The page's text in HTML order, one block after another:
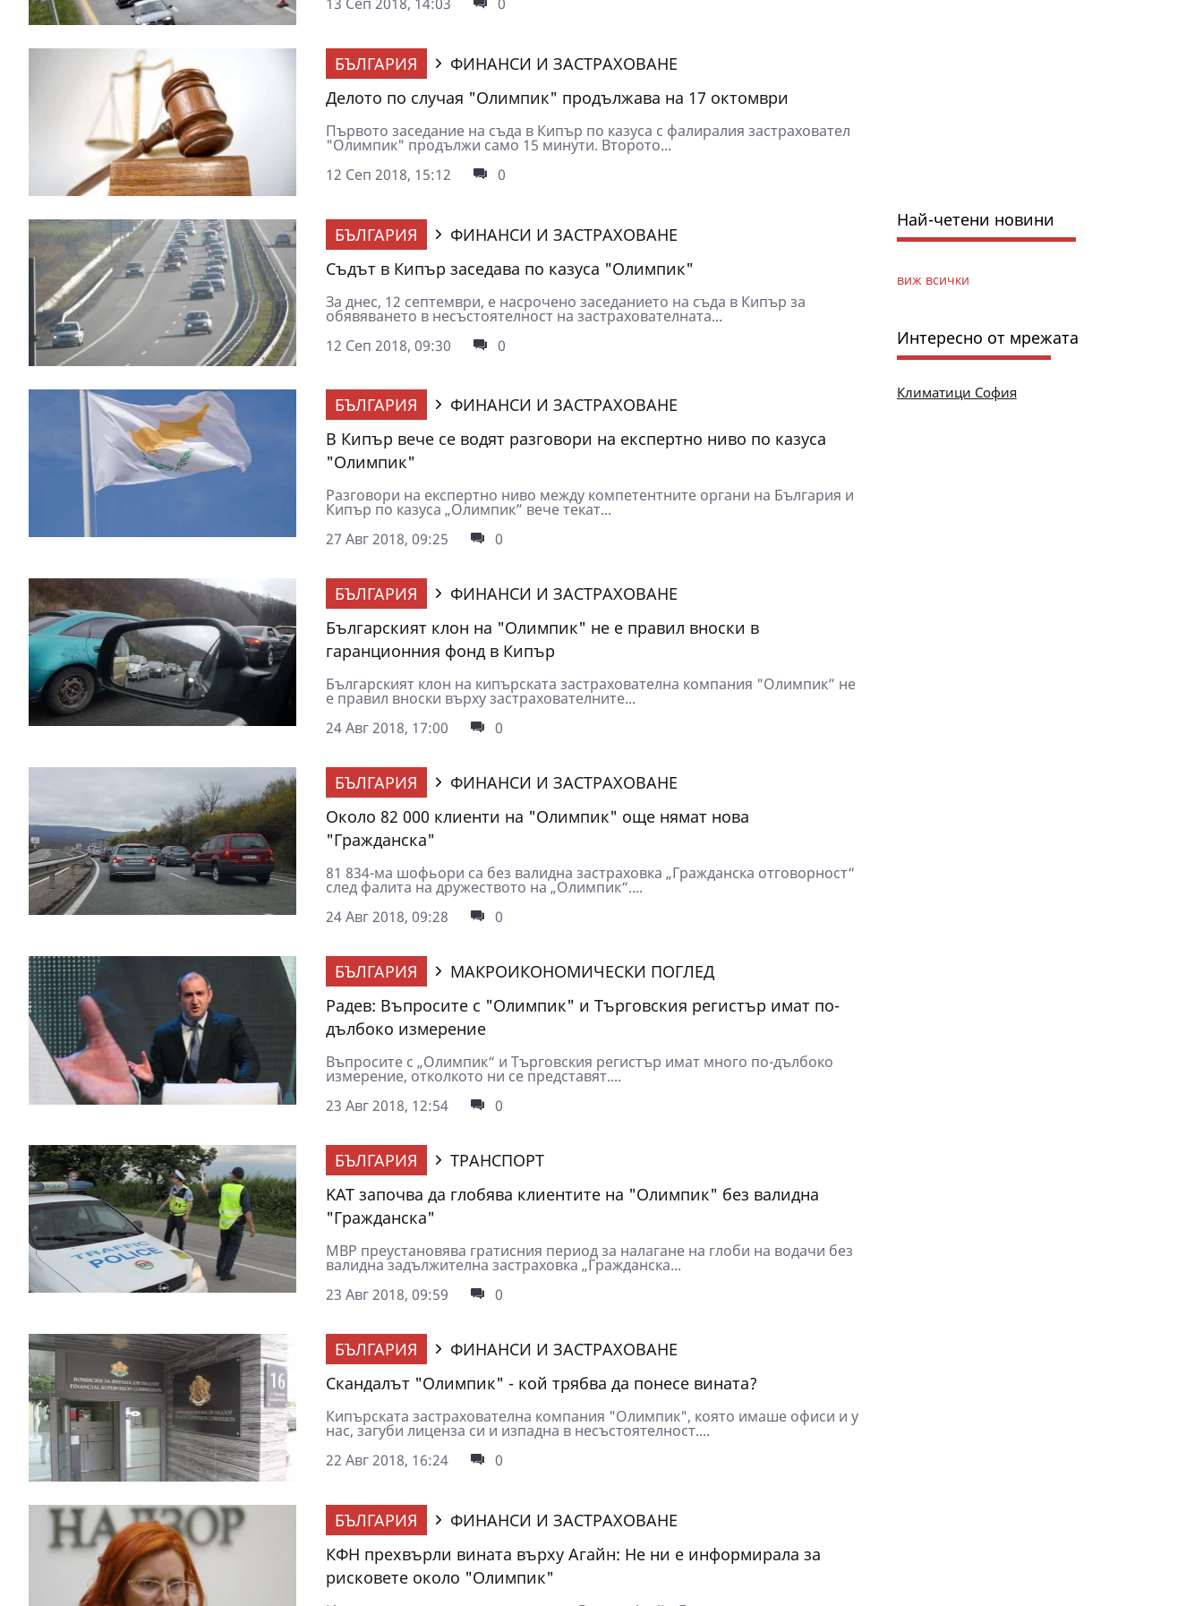
БЪЛГАРИЯ
ФИНАНСИ И ЗАСТРАХОВАНЕ
Делото по случая "Олимпик" продължава на 17 октомври
Първото заседание на съда в Кипър по казуса с фалиралия застраховател
"Олимпик" продължи само 15 минути. Второто...
12 Сеп 2018, 15:12
0
БЪЛГАРИЯ
ФИНАНСИ И ЗАСТРАХОВАНЕ
Съдът в Кипър заседава по казуса "Олимпик"
За днес, 12 септември, е насрочено заседанието на съда в Кипър за
обявяването в несъстоятелност на застрахователната...
12 Сеп 2018, 09:30
0
БЪЛГАРИЯ
ФИНАНСИ И ЗАСТРАХОВАНЕ
В Кипър вече се водят разговори на експертно ниво по казуса
"Олимпик"
Разговори на експертно ниво между компетентните органи на България и
Кипър по казуса „Олимпик” вече текат...
27 Авг 2018, 09:25
0
БЪЛГАРИЯ
ФИНАНСИ И ЗАСТРАХОВАНЕ
Българският клон на "Олимпик" не е правил вноски в
гаранционния фонд в Кипър
Българският клон на кипърската застрахователна компания "Олимпик” не
е правил вноски върху застрахователните...
24 Авг 2018, 17:00
0
БЪЛГАРИЯ
ФИНАНСИ И ЗАСТРАХОВАНЕ
Около 82 000 клиенти на "Олимпик" още нямат нова
"Гражданска"
81 834-ма шофьори са без валидна застраховка „Гражданска отговорност“
след фалита на дружеството на „Олимпик“....
24 Авг 2018, 09:28
0
БЪЛГАРИЯ
МАКРОИКОНОМИЧЕСКИ ПОГЛЕД
Радев: Въпросите с "Олимпик" и Търговския регистър имат по-
дълбоко измерение
Въпросите с „Олимпик“ и Търговския регистър имат много по-дълбоко
измерение, отколкото ни се представят....
23 Авг 2018, 12:54
0
БЪЛГАРИЯ
ТРАНСПОРТ
KAT започва да глобява клиентите на "Олимпик" без валидна
"Гражданска"
МВР преустановява гратисния период за налагане на глоби на водачи без
валидна задължителна застраховка „Гражданска...
23 Авг 2018, 09:59
0
БЪЛГАРИЯ
ФИНАНСИ И ЗАСТРАХОВАНЕ
Скандалът "Олимпик" - кой трябва да понесе вината?
Кипърската застрахователна компания "Олимпик", която имаше офиси и у
нас, загуби лиценза си и изпадна в несъстоятелност....
22 Авг 2018, 16:24
0
БЪЛГАРИЯ
ФИНАНСИ И ЗАСТРАХОВАНЕ
КФН прехвърли вината върху Агайн: Не ни е информирала за
рисковете около "Олимпик"
Най-четени новини
виж всички
Интересно от мрежата
Климатици София